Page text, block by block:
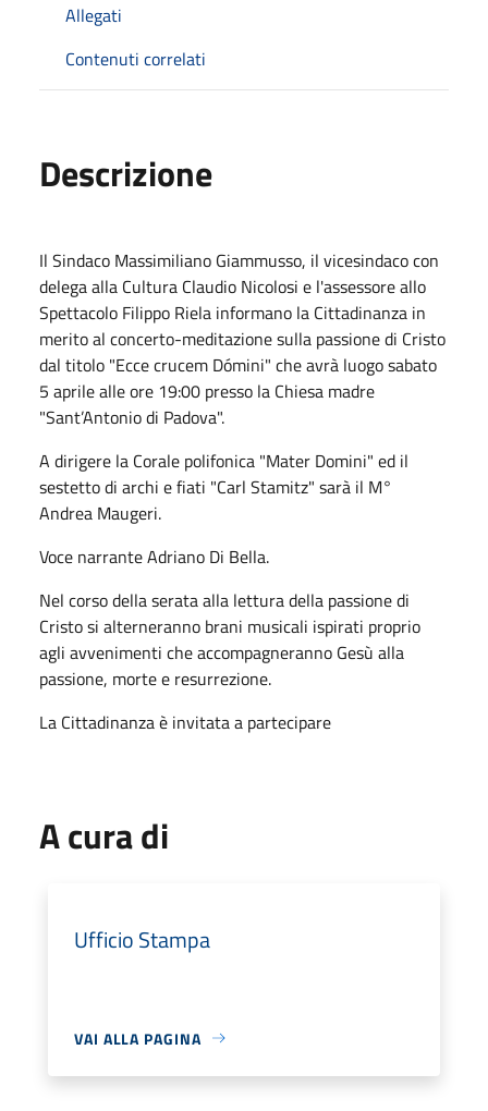
Allegati
Contenuti correlati
Descrizione
Il Sindaco Massimiliano Giammusso, il vicesindaco con
delega alla Cultura Claudio Nicolosi e l'assessore allo
Spettacolo Filippo Riela informano la Cittadinanza in
merito al concerto-meditazione sulla passione di Cristo
dal titolo "Ecce crucem Dómini" che avrà luogo sabato
5 aprile alle ore 19:00 presso la Chiesa madre
"Sant’Antonio di Padova".
A dirigere la Corale polifonica "Mater Domini" ed il
sestetto di archi e fiati "Carl Stamitz" sarà il M°
Andrea Maugeri.
Voce narrante Adriano Di Bella.
Nel corso della serata alla lettura della passione di
Cristo si alterneranno brani musicali ispirati proprio
agli avvenimenti che accompagneranno Gesù alla
passione, morte e resurrezione.
La Cittadinanza è invitata a partecipare
A cura di
Ufficio Stampa
VAI ALLA PAGINA